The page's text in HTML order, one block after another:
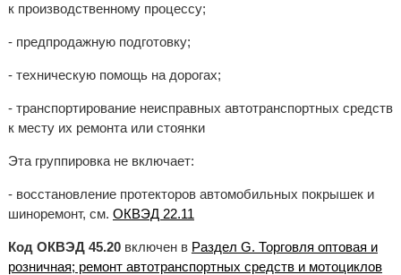
к производственному процессу;
- предпродажную подготовку;
- техническую помощь на дорогах;
- транспортирование неисправных автотранспортных средств
к месту их ремонта или стоянки
Эта группировка не включает:
- восстановление протекторов автомобильных покрышек и
шиноремонт, см. ОКВЭД 22.11
Код ОКВЭД 45.20включен в Раздел G. Торговля оптовая и
розничная; ремонт автотранспортных средств и мотоциклов